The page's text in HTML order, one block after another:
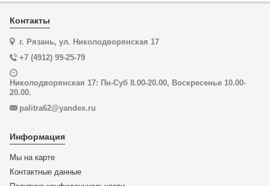
Контакты
г. Рязань, ул. Николодворянская 17
+7 (4912) 99-25-79
Николодворянская 17: Пн-Суб 8.00-20.00, Воскресенье 10.00-
20.00.
palitra62@yandex.ru
Информация
Мы на карте
Контактные данные